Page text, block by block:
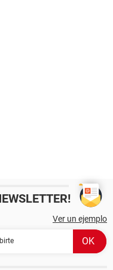
Ver un ejemplo